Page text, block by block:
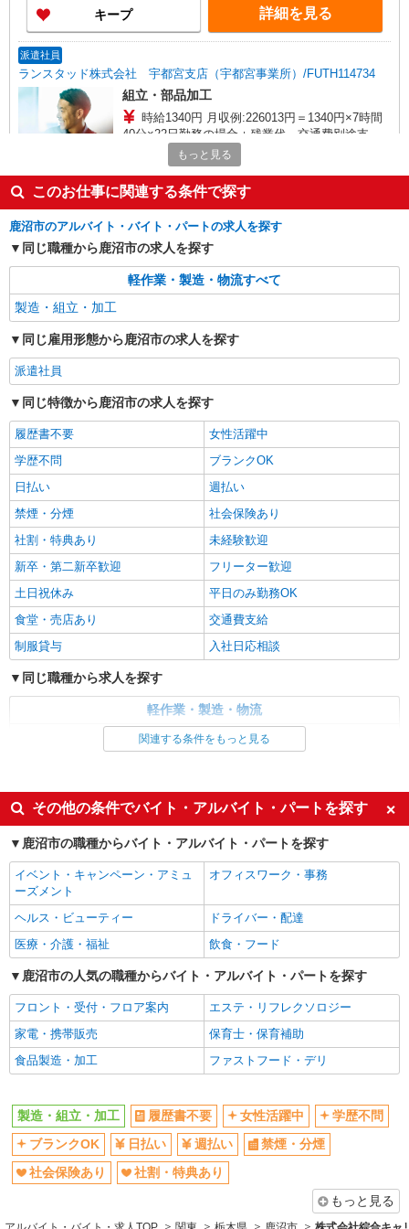
キープ 詳細を見る
派遣社員
ランスタッド株式会社 宇都宮支店（宇都宮事業所）/FUTH114734
組立・部品加工
時給1340円 月収例:226013円＝1340円×7時間
40分×22日勤務の場合＋残業代、交通費別途支給
※交通費実費支給／当社規定あり。
栃木県鹿沼市 国道352号線からスグ／駐車場完
備
詳細を見る
派遣社員
ランスタッド株式会社 宇都宮支店（宇都宮事業所）/FUTH114745
組立・部品加工
時給1350円 月収例:263250円＝1350円×7時間
30分×21日勤務の場合＋残業代（30時間の場
合:50625円）、交通費別途支給 ※交通費実費支給
栃木県鹿沼市 鹿沼工業団地
キープ
派遣社員
ランスタッド株式会社 宇都宮支店（宇都宮事業所）/FUTH114693
組立・部品加工
時給1340円 月収例:226013円＝1340円×7時間
40分×22日勤務の場合＋残業代、交通費別途支給
※交通費実費支給／当社規定あり。
栃木県鹿沼市南部エリア 鹿沼ICから車で10分
程度です！
詳細を見る
派遣社員
ランスタッド株式会社 宇都宮支店（宇都宮事業所）/FUTH114728
組立・部品加工
時給1240円 月収例:208320円＝1240円×8時間
×21日勤務の場合＋残業代、交通費別途支給 ※交
通費実費支給／当社規定あり。
栃木県鹿沼市 鹿沼ICから近くのエリアです◎
株式会社バイトレ（ADM817281）
アミューズメント機器の挿入・チェッカー・組
立業務
時給1285円
キープ
派遣社員
株式会社バイトレ（ADM817278）
アミューズメント機器の挿入・チェッカー・組
栃木県鹿沼市
キープ 詳細を見る
シーデーピージャパン株式会社 宇都宮営業所/01A01111
もっと見る
このお仕事に関連する条件で探す
鹿沼市のアルバイト・バイト・パートの求人を探す
同じ職種から鹿沼市の求人を探す
軽作業・製造・物流すべて
製造・組立・加工
同じ雇用形態から鹿沼市の求人を探す
派遣社員
同じ特徴から鹿沼市の求人を探す
履歴書不要
女性活躍中
学歴不問
ブランクOK
日払い
週払い
禁煙・分煙
社会保険あり
社割・特典あり
未経験歓迎
新卒・第二新卒歓迎
フリーター歓迎
土日祝休み
平日のみ勤務OK
食堂・売店あり
交通費支給
制服貸与
入社日応相談
同じ職種から求人を探す
軽作業・製造・物流
日払い
社会保険あり
未経験歓迎
土日祝休み
交通費支給
関連する条件をもっと見る
その他の条件でバイト・アルバイト・パートを探す
鹿沼市の職種からバイト・アルバイト・パートを探す
イベント・キャンペーン・アミュ
ーズメント
オフィスワーク・事務
ヘルス・ビューティー
ドライバー・配達
医療・介護・福祉
飲食・フード
鹿沼市の人気の職種からバイト・アルバイト・パートを探す
フロント・受付・フロア案内
エステ・リフレクソロジー
家電・携帯販売
保育士・保育補助
食品製造・加工
ファストフード・デリ
製造・組立・加工 履歴書不要 女性活躍中
学歴不問
ブランクOK
日払い 週払い
禁煙・分煙
社会保険あり
社割・特典あり
もっと見る